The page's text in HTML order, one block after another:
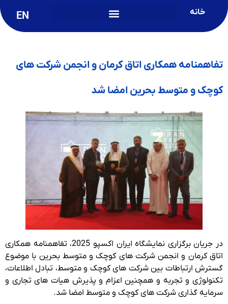
خانه EN
تفاهمنامه همکاری اتاق کرمان و انجمن شرکت های
کوچک و متوسط بحرین امضا شد
در جریان برگزاری نمایشگاه ایران اکسپو 2025، تفاهمنامه همکاری
اتاق کرمان و انجمن شرکت های کوچک و متوسط بحرین با موضوع
گسترش ارتباطات بین شرکت های کوچک و متوسط، تبادل اطلاعات،
تکنولوژی و تجربه و همچنین اعزام و پذیرش هیات های تجاری و
سرمایه گذاری شرکت های کوچک و متوسط امضا شد.